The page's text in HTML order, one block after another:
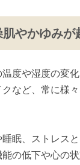
やかゆみが
度や湿度の変
など、常に様
眠、ストレス
の低下や心の